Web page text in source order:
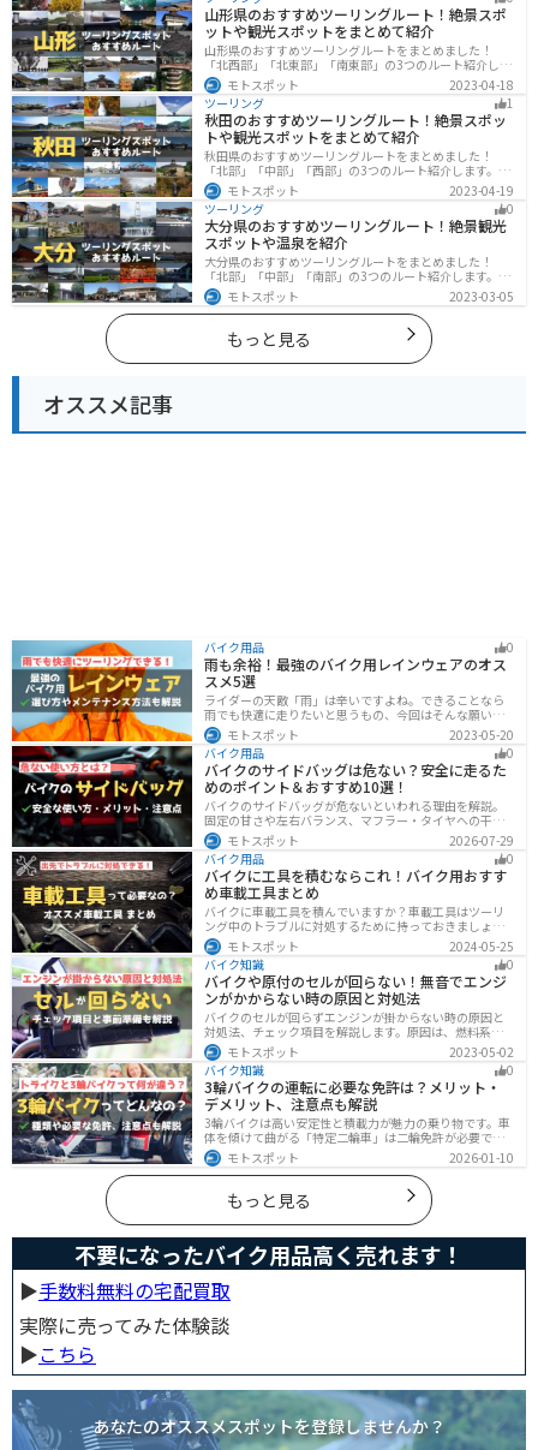
ングに行く際は参考にしてください。
山形県のおすすめツーリングルート！絶景スポ
ットや観光スポットをまとめて紹介
山形県のおすすめツーリングルートをまとめました！
「北西部」「北東部」「南東部」の3つのルート紹介しま
す。豊かな自然と歴史的な観光スポット、山と海どちら
も堪能できるスポットが多数あります。バイクで山形県
にツーリングに行く際は参考にしてください。
モトスポット
2023-04-18
ツーリング
1
秋田のおすすめツーリングルート！絶景スポッ
トや観光スポットをまとめて紹介
秋田県のおすすめツーリングルートをまとめました！
「北部」「中部」「西部」の3つのルート紹介します。自
然豊かな山々や湖、温泉地が点在し、四季折々の景色を
楽しめるスポットが多数あります。バイクで秋田県にツ
ーリングに行く際は参考にしてください。
モトスポット
2023-04-19
ツーリング
0
大分県のおすすめツーリングルート！絶景観光
スポットや温泉を紹介
大分県のおすすめツーリングルートをまとめました！
「北部」「中部」「南部」の3つのルート紹介します。阿
蘇の雄大な自然を満喫できるスポットや温泉を満喫する
ツーリングができます。バイクで大分県にツーリングに
行く際は参考にしてください。
モトスポット 2023-03-05
もっと見る
オススメ記事
バイク用品 0
雨も余裕！最強のバイク用レインウェアのオス
スメ5選
ライダーの天敵「雨」は辛いですよね。できることなら
雨でも快適に走りたいと思うもの、今回はそんな願いを
叶える最強のバイク用レインウェアを紹介します。レイ
ンウェアの選び方や撥水力が落ちてきた時のメンテナン
ス方法もまとめたので、参考にしてください。
モトスポット
2023-05-20
バイク用品
0
バイクのサイドバッグは危ない？安全に走るた
めのポイント＆おすすめ10選！
バイクのサイドバッグが危ないといわれる理由を解説。
固定の甘さや左右バランス、マフラー・タイヤへの干
渉、横幅の変化など安全上の注意点に加え、メリット・
デメリット、容量・素材・防水性を踏まえた選び方、お
すすめのサイドバッグ10選を紹介します。
モトスポット
2026-07-29
バイク用品
0
バイクに工具を積むならこれ！バイク用おすす
め車載工具まとめ
バイクに車載工具を積んでいますか？車載工具はツーリ
ング中のトラブルに対処するために持っておきましょ
う。車載工具でどんなことができるのか、どんな車載工
具を持っておけばいいのかなど、バイク用車載工具につ
いて紹介します！
モトスポット
2024-05-25
バイク知識
0
バイクや原付のセルが回らない！無音でエンジ
ンがかからない時の原因と対処法
バイクのセルが回らずエンジンが掛からない時の原因と
対処法、チェック項目を解説します。原因は、燃料系・
電装系・その他に分かれますが、バッテリー上がりが原
因であることが多いです。その場合、押しがけやバッテ
リー復旧サービスなどを活用しましょう。事前にできる
対処準備についても解説します。
モトスポット
2023-05-02
バイク知識
0
3輪バイクの運転に必要な免許は？メリット・
デメリット、注意点も解説
3輪バイクは高い安定性と積載力が魅力の乗り物です。車
体を傾けて曲がる「特定二輪車」は二輪免許が必要です
が、自立する「トライク」は普通自動車免許で運転で
き、ヘルメット着用も任意です。維持費はバイク並みです
が、運転特性や駐車ルールは車種により異なるため、事
前の確認が大切です。
モトスポット 2026-01-10
もっと見る
不要になったバイク用品高く売れます！
▶︎手数料無料の宅配買取
実際に売ってみた体験談
▶︎こちら
あなたのオススメスポットを登録しませんか？